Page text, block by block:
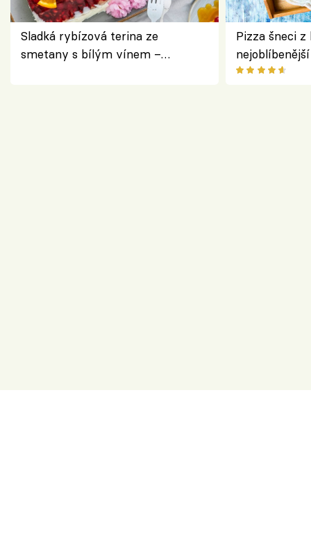
Sladká rybízová terina ze
smetany s bílým vínem –
Pizza šneci